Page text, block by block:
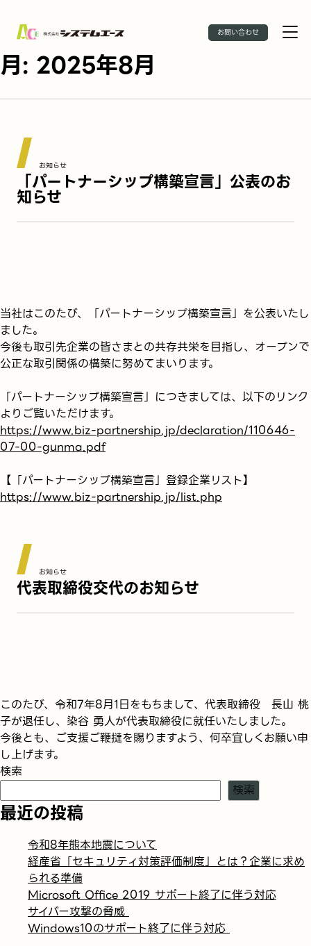
お問い合わせ
月: 2025年8月
お知らせ
「パートナーシップ構築宣言」公表のお
知らせ
当社はこのたび、「パートナーシップ構築宣言」を公表いたし
ました。
今後も取引先企業の皆さまとの共存共栄を目指し、オープンで
公正な取引関係の構築に努めてまいります。
「パートナーシップ構築宣言」につきましては、以下のリンク
よりご覧いただけます。
https://www.biz-partnership.jp/declaration/110646-
07-00-gunma.pdf
【「パートナーシップ構築宣言」登録企業リスト】
https://www.biz-partnership.jp/list.php
お知らせ
代表取締役交代のお知らせ
このたび、令和7年8月1日をもちまして、代表取締役 長山 桃
子が退任し、染谷 勇人が代表取締役に就任いたしました。
今後とも、ご支援ご鞭撻を賜りますよう、何卒宜しくお願い申
し上げます。
検索
検索
最近の投稿
令和8年熊本地震について
経産省「セキュリティ対策評価制度」とは？企業に求め
られる準備
Microsoft Office 2019 サポート終了に伴う対応
サイバー攻撃の脅威
Windows10のサポート終了に伴う対応